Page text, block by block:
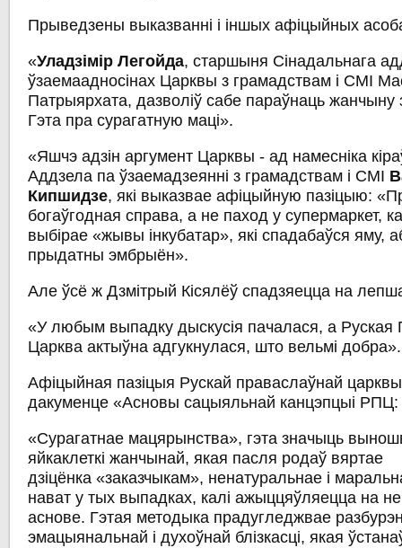
Прыведзены выказванні і іншых афіцыйных
«Уладзімір Легойда, старшыня Сінадальнага
ўзаемаадносінах Царквы з грамадствам і СМІ
Патрыярхата, дазволіў сабе параўнаць жанчыну
Гэта пра сурагатную маці».
«Яшчэ адзін аргумент Царквы - ад намесніка
Аддзела па ўзаемадзеянні з грамадствам і СМІ
Кипшидзе, які выказвае афіцыйную пазіцыю:
богаўгодная справа, а не паход у супермаркет,
выбірае «жывы інкубатар», які спадабаўся яму,
прыдатны эмбрыён».
Але ўсё ж Дзмітрый Кісялёў спадзяецца на
«У любым выпадку дыскусія пачалася, а Руская
Царква актыўна адгукнулася, што вельмі добра».
Афіцыйная пазіцыя Рускай праваслаўнай
дакуменце «Асновы сацыяльнай канцэпцыі РПЦ:
«Сурагатнае мацярынства», гэта значыць
яйкаклеткі жанчынай, якая пасля родаў вяртае
дзіцёнка «заказчыкам», ненатуральнае і
нават у тых выпадках, калі ажыццяўляецца на
аснове. Гэтая методыка прадугледжвае
эмацыянальнай і духоўнай блізкасці, якая